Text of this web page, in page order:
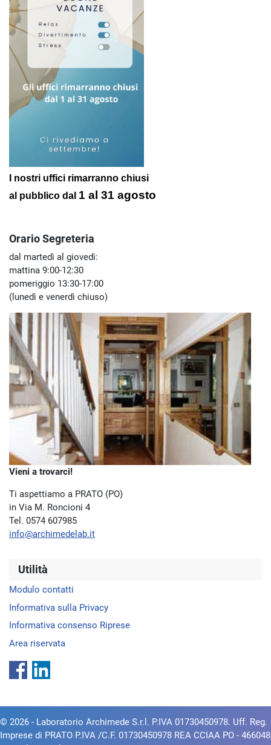
I nostri uffici rimarranno chiusi
al pubblico dal 1 al 31 agosto
Orario Segreteria
dal martedì al giovedì:
mattina 9:00-12:30
pomeriggio 13:30-17:00
(lunedì e venerdì chiuso)
Vieni a trovarci!
Ti aspettiamo a PRATO (PO)
in Via M. Roncioni 4
Tel. 0574 607985
info@archimedelab.it
Utilità
Modulo contatti
Informativa sulla Privacy
Informativa consenso Riprese
Area riservata
© 2026 - Laboratorio Archimede S.r.l. P.IVA 01730450978. Uff. Reg.
Imprese di PRATO P.IVA /C.F. 01730450978 REA CCIAA PO - 466048